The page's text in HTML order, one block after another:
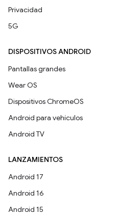
Privacidad
5G
DISPOSITIVOS ANDROID
Pantallas grandes
Wear OS
Dispositivos ChromeOS
Android para vehículos
Android TV
LANZAMIENTOS
Android 17
Android 16
Android 15